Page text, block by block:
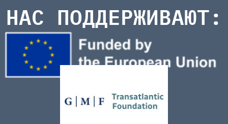
НАС ПОДДЕРЖИВАЮТ: